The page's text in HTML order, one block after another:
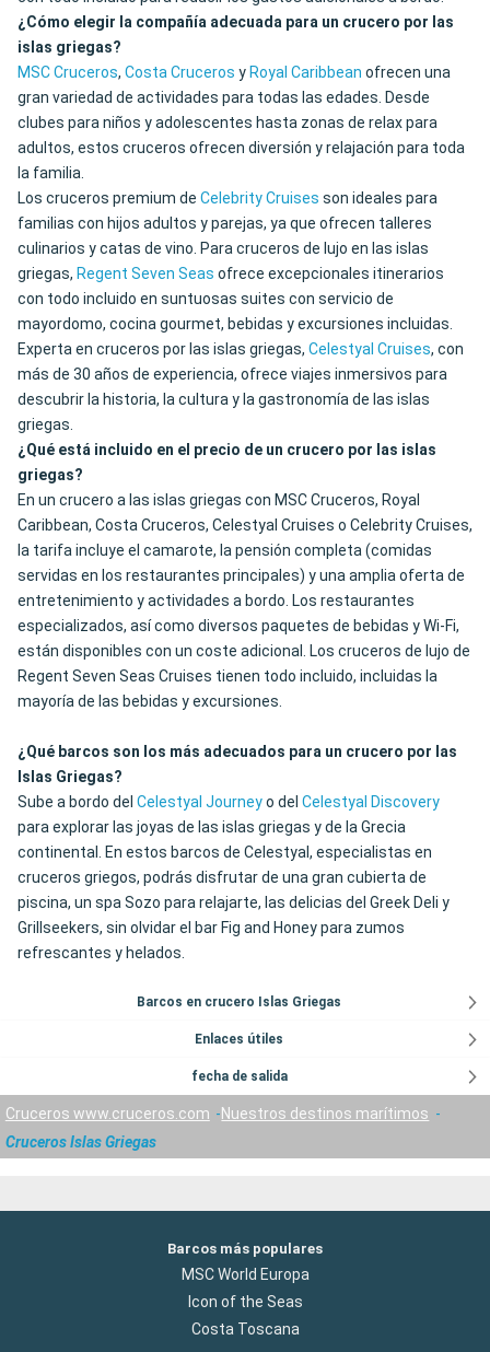
¿Cómo elegir la compañía adecuada para un crucero por las
islas griegas?
MSC Cruceros, Costa Cruceros y Royal Caribbean ofrecen una
gran variedad de actividades para todas las edades. Desde
clubes para niños y adolescentes hasta zonas de relax para
adultos, estos cruceros ofrecen diversión y relajación para toda
la familia.
Los cruceros premium de Celebrity Cruises son ideales para
familias con hijos adultos y parejas, ya que ofrecen talleres
culinarios y catas de vino. Para cruceros de lujo en las islas
griegas, Regent Seven Seas ofrece excepcionales itinerarios
con todo incluido en suntuosas suites con servicio de
mayordomo, cocina gourmet, bebidas y excursiones incluidas.
Experta en cruceros por las islas griegas, Celestyal Cruises, con
más de 30 años de experiencia, ofrece viajes inmersivos para
descubrir la historia, la cultura y la gastronomía de las islas
griegas.
¿Qué está incluido en el precio de un crucero por las islas
griegas?
En un crucero a las islas griegas con MSC Cruceros, Royal
Caribbean, Costa Cruceros, Celestyal Cruises o Celebrity Cruises,
la tarifa incluye el camarote, la pensión completa (comidas
servidas en los restaurantes principales) y una amplia oferta de
entretenimiento y actividades a bordo. Los restaurantes
especializados, así como diversos paquetes de bebidas y Wi-Fi,
están disponibles con un coste adicional. Los cruceros de lujo de
Regent Seven Seas Cruises tienen todo incluido, incluidas la
mayoría de las bebidas y excursiones.
¿Qué barcos son los más adecuados para un crucero por las
Islas Griegas?
Sube a bordo del Celestyal Journeyo del Celestyal Discovery
para explorar las joyas de las islas griegas y de la Grecia
continental. En estos barcos de Celestyal, especialistas en
cruceros griegos, podrás disfrutar de una gran cubierta de
piscina, un spa Sozo para relajarte, las delicias del Greek Deli y
Grillseekers, sin olvidar el bar Fig and Honey para zumos
refrescantes y helados.
Barcos en crucero Islas Griegas
Enlaces útiles
fecha de salida
Cruceros www.cruceros.com
Nuestros destinos marítimos
Cruceros Islas Griegas
Barcos más populares
MSC World Europa
Icon of the Seas
Costa Toscana